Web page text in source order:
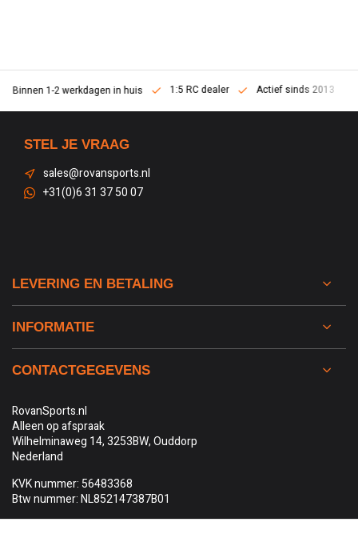
Binnen 1-2 werkdagen in huis 1:5 RC dealer Actief sinds 2013
STEL JE VRAAG
sales@rovansports.nl
+31(0)6 31 37 50 07
LEVERING EN BETALING
INFORMATIE
CONTACTGEGEVENS
RovanSports.nl
Alleen op afspraak
Wilhelminaweg 14, 3253BW, Ouddorp
Nederland
KVK nummer: 56483368
Btw nummer: NL852147387B01